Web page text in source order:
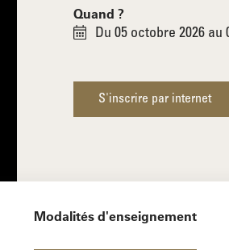
Quand ?
Du 05 octobre 2026 au
S'inscrire par internet
Modalités d'enseignement